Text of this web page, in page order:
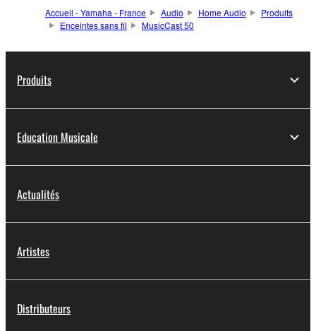
Accueil - Yamaha - France Audio Home Audio
Produits
Enceintes sans fil
MusicCast 50
Produits
Education Musicale
Actualités
Artistes
Distributeurs